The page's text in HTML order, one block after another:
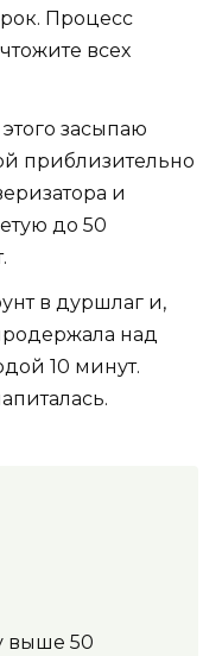
Процесс
всех
засыпаю
приблизительно
и
до 50
в дуршлаг и,
над
10 минут.
выше 50